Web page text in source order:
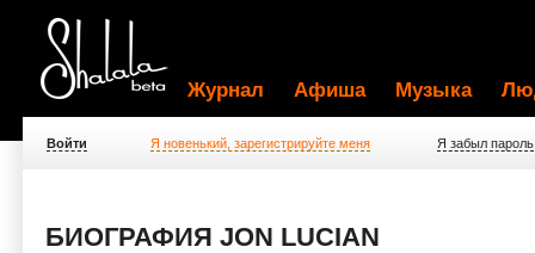
Журнал Афиша Музыка
Войти Я новенький, зарегистрируйте меня Я забыл пароль
БИОГРАФИЯ JON LUCIAN